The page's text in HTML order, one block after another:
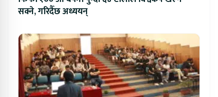
सक्ने, गरिदैँछ अध्ययन्